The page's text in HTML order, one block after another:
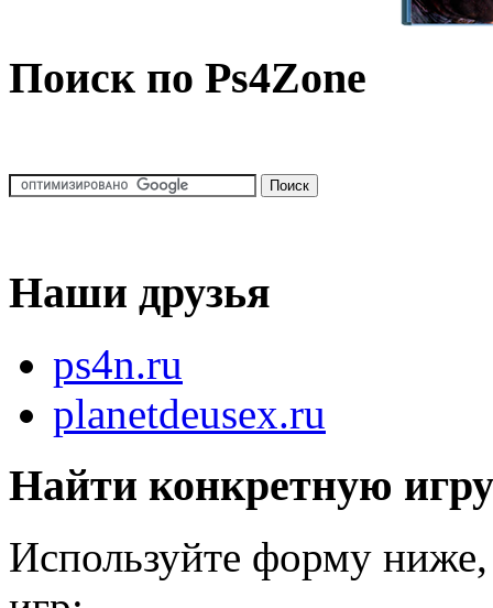
Поиск по Ps4Zone
Наши друзья
ps4n.ru
planetdeusex.ru
Найти конкретную
Используйте форму